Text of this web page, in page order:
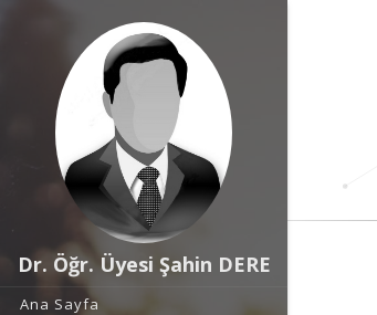
Dr. Öğr. Üyesi Şahin DERE
Ana Sayfa